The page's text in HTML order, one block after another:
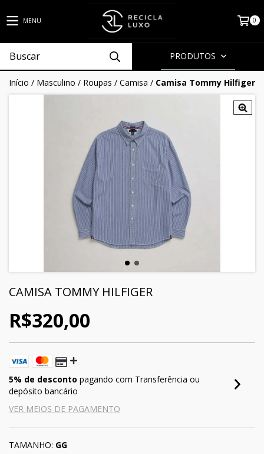
MENU 0
PRODUTOS
Início / Masculino / Roupas / Camisa / Camisa Tommy Hilfiger
CAMISA TOMMY HILFIGER
R$320,00
5% de desconto pagando com Transferência ou
depósito bancário
VER MEIOS DE PAGAMENTO
TAMANHO: GG